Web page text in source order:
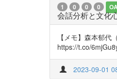
1 0 0 0
会話分析と文化
【メモ】森本郁
https://t.co/
2023-09-01